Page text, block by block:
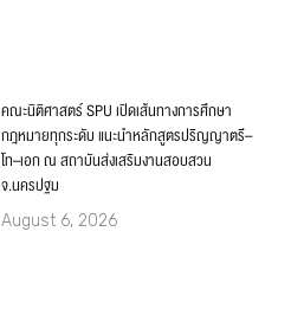
คณะนิติศาสตร์ SPU เปิดเส้นทางการศึกษา
กฎหมายทุกระดับ แนะนำหลักสูตรปริญญาตรี–
โท–เอก ณ สถาบันส่งเสริมงานสอบสวน
จ.นครปฐม
August 6, 2026